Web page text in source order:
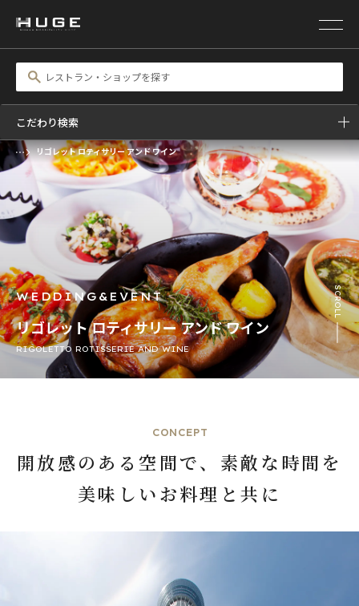
こだわり検索
リゴレット ロティサリー アンド ワイン
SCROLL
WEDDING&EVENT
リゴレット ロティサリー アンド ワイン
RIGOLETTO ROTISSERIE AND WINE
CONCEPT
開放感のある空間で、素敵な時間を
美味しいお料理と共に
前の画像 次の画像